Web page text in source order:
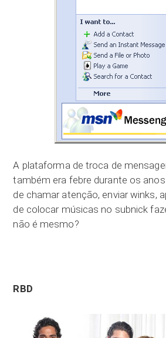
A plataforma de troca de
também era febre durante os
de chamar atenção, enviar winks,
de colocar músicas no subnick
não é mesmo?
RBD